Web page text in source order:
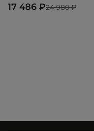
24 980 ₽
17 486 ₽